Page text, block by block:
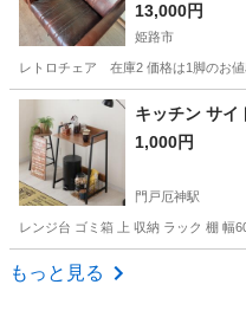
13,000円
姫路市
レトロチェア 在庫2 価格は1脚のお
兵庫 姫路市 ソファ アー
キッチン サイ
1,000円
門戸厄神駅
レンジ台 ゴミ箱 上 収納 ラック 棚 幅
兵庫 西宮市
もっと見る